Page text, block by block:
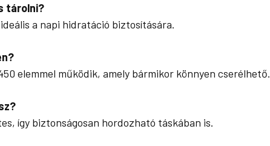
tárolni?
a napi hidratáció biztosítására.
elemmel működik, amely bármikor könnyen cserélhető.
így biztonságosan hordozható táskában is.